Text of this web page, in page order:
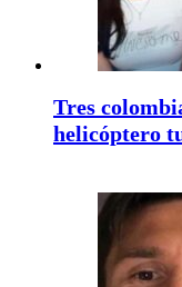
Tres
helicóptero